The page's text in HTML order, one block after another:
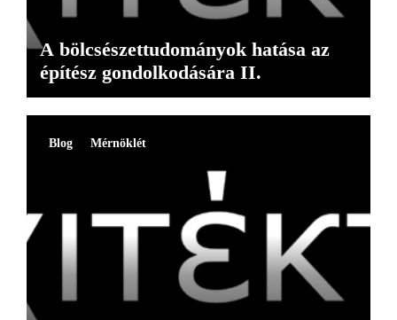
A bölcsészettudományok hatása az
építész gondolkodására II.
Blog Mérnöklét